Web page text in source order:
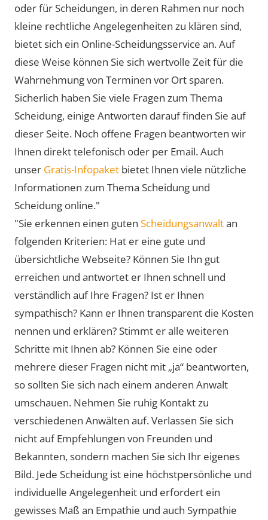
oder für Scheidungen, in deren Rahmen nur noch
kleine rechtliche Angelegenheiten zu klären sind,
bietet sich ein Online-Scheidungsservice an. Auf
diese Weise können Sie sich wertvolle Zeit für die
Wahrnehmung von Terminen vor Ort sparen.
Sicherlich haben Sie viele Fragen zum Thema
Scheidung, einige Antworten darauf finden Sie auf
dieser Seite. Noch offene Fragen beantworten wir
Ihnen direkt telefonisch oder per Email. Auch
unser Gratis-Infopaket bietet Ihnen viele nützliche
Informationen zum Thema Scheidung und
Scheidung online."
"Sie erkennen einen guten Scheidungsanwaltan
folgenden Kriterien: Hat er eine gute und
übersichtliche Webseite? Können Sie Ihn gut
erreichen und antwortet er Ihnen schnell und
verständlich auf Ihre Fragen? Ist er Ihnen
sympathisch? Kann er Ihnen transparent die Kosten
nennen und erklären? Stimmt er alle weiteren
Schritte mit Ihnen ab? Können Sie eine oder
mehrere dieser Fragen nicht mit „ja“ beantworten,
so sollten Sie sich nach einem anderen Anwalt
umschauen. Nehmen Sie ruhig Kontakt zu
verschiedenen Anwälten auf. Verlassen Sie sich
nicht auf Empfehlungen von Freunden und
Bekannten, sondern machen Sie sich Ihr eigenes
Bild. Jede Scheidung ist eine höchstpersönliche und
individuelle Angelegenheit und erfordert ein
gewisses Maß an Empathie und auch Sympathie